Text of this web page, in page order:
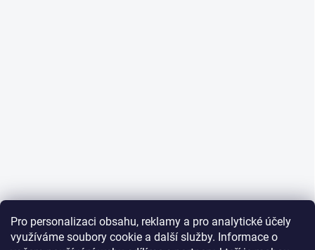
Pro personalizaci obsahu, reklamy a pro analytické účely
využíváme soubory cookie a další služby. Informace o